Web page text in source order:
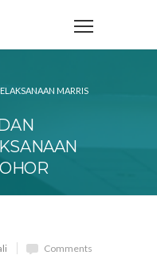
MARRIS
Comments